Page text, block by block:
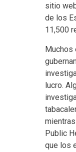
sitio
de los
11,500
lucro.
Public
que los